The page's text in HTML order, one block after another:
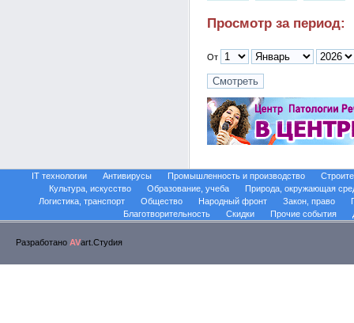
Просмотр за период:
От
IT технологии Антивирусы Промышленность и производство
Культура, искусство
Образование, учеба
Природа, окружающая
Логистика, транспорт
Общество Народный фронт Закон, право
Благотворительность
Скидки Прочие события
Разработано AVart.Стуdия